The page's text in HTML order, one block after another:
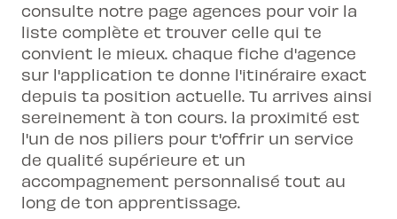
consulte notre page agences pour voir la
liste complète et trouver celle qui te
convient le mieux. chaque fiche d'agence
sur l'application te donne l'itinéraire exact
depuis ta position actuelle. Tu arrives ainsi
sereinement à ton cours. la proximité est
l'un de nos piliers pour t'offrir un service
de qualité supérieure et un
accompagnement personnalisé tout au
long de ton apprentissage.